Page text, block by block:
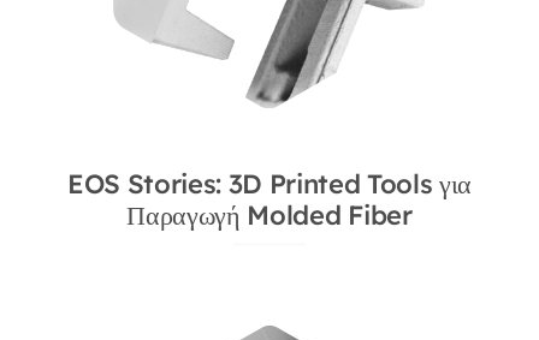
EOS Stories: 3D Printed Tools για
Παραγωγή Molded Fiber